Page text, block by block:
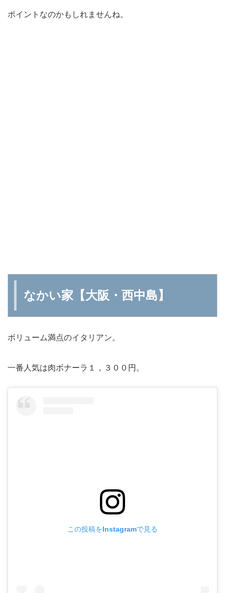
ポイントなのかもしれませんね。
なかい家【大阪・西中島】
ボリューム満点のイタリアン。
一番人気は肉ボナーラ１，３００円。
この投稿をInstagramで見る